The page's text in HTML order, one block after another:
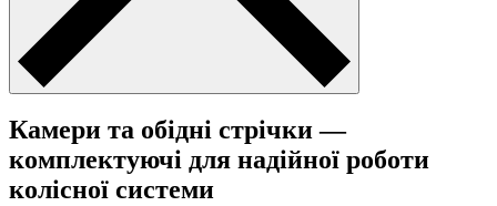
Камери та обідні стрічки —
комплектуючі для надійної роботи
колісної системи